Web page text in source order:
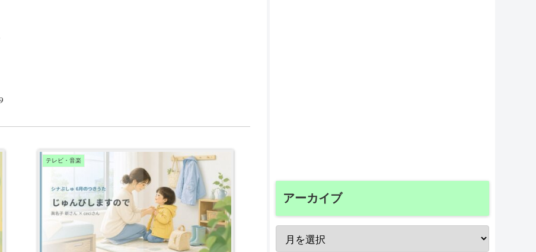
テレビ・音楽
アーカイブ